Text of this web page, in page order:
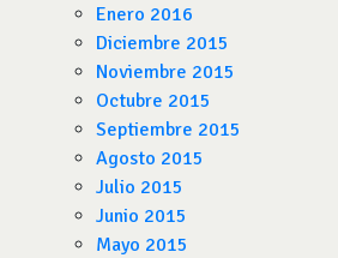
Enero 2016
Diciembre 2015
Noviembre 2015
Octubre 2015
Septiembre 2015
Agosto 2015
Julio 2015
Junio 2015
Mayo 2015